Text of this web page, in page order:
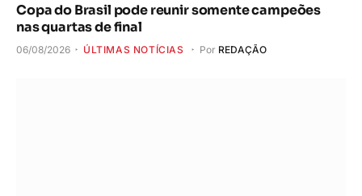
Copa do Brasil pode reunir somente campeões
nas quartas de final
06/08/2026 ÚLTIMAS NOTÍCIAS Por REDAÇÃO